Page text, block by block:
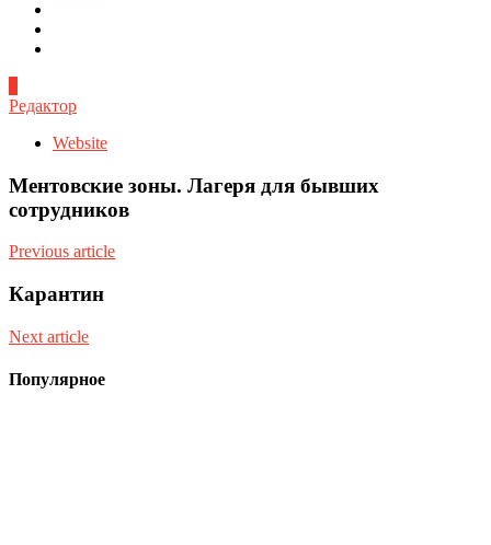
Редактор
Website
Ментовские зоны. Лагеря для бывших
сотрудников
Previous article
Карантин
Next article
Популярное